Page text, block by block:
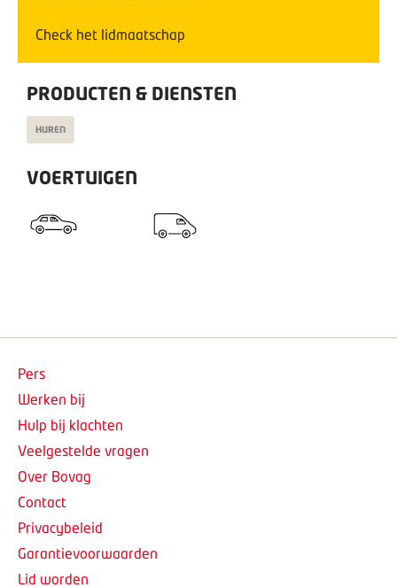
Check het lidmaatschap
PRODUCTEN & DIENSTEN
HUREN
VOERTUIGEN
Pers
Werken bij
Hulp bij klachten
Veelgestelde vragen
Over Bovag
Contact
Privacybeleid
Garantievoorwaarden
Lid worden